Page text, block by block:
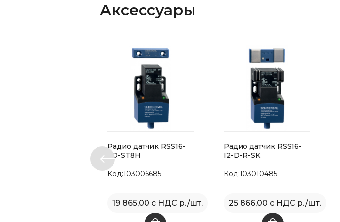
Аксессуары
Радио датчик RSS16-
SD-ST8H
Код:103006685
19 865,00 с НДС р./шт.
Радио датчик RSS16-
I2-D-R-SK
Код:103010485
25 866,00 с НДС р./шт.